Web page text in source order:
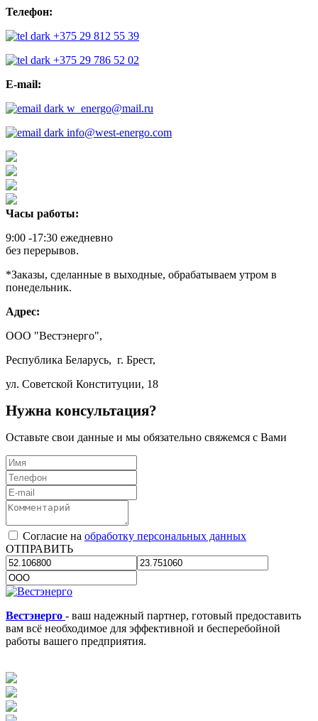
Телефон:
+375 29 812 55 39
+375 29 786 52 02
E-mail:
w_energo@mail.ru
info@west-energo.com
Часы работы:
9:00 -17:30 ежедневно
без перерывов.
*Заказы, сделанные в выходные, обрабатываем утром в
понедельник.
Адрес:
ООО "Вестэнерго",
Республика Беларусь, г. Брест,
ул. Советской Конституции, 18
Нужна консультация?
Оставьте свои данные и мы обязательно свяжемся с Вами
Согласие на обработку персональных данных
ОТПРАВИТЬ
Вестэнерго - ваш надежный партнер, готовый предоставить
вам всё необходимое для эффективной и бесперебойной
работы вашего предприятия.